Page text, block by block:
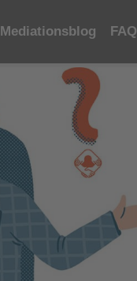
Mediationsblog FAQ